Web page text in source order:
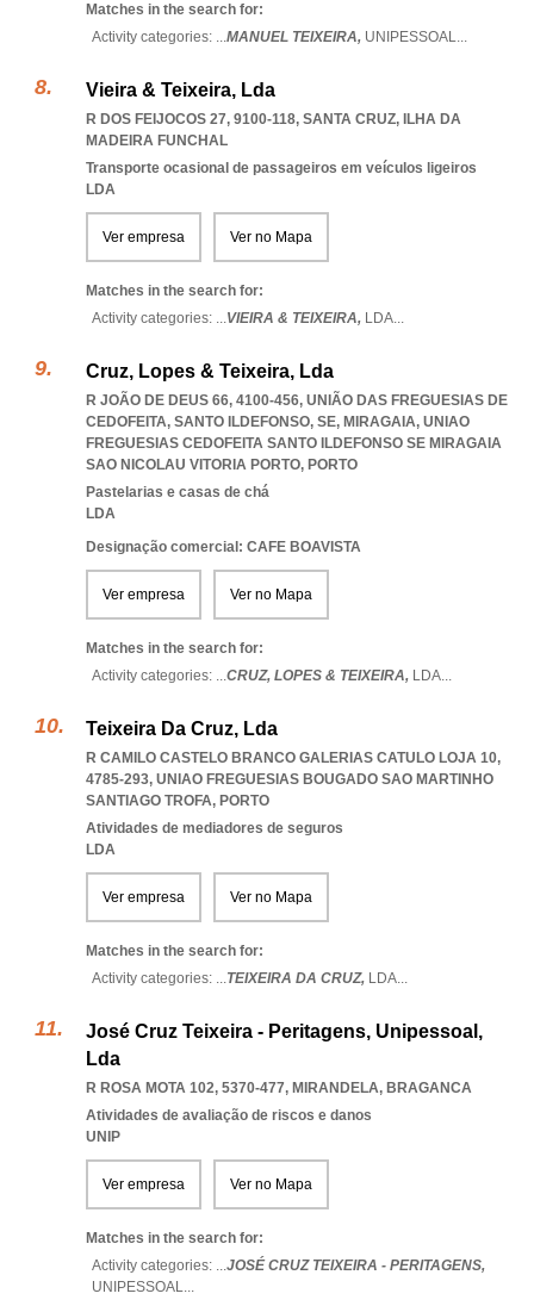
Matches in the search for:
Activity categories: ...MANUEL TEIXEIRA, UNIPESSOAL...
Vieira & Teixeira, Lda
R DOS FEIJOCOS 27, 9100-118, SANTA CRUZ, ILHA DA
MADEIRA FUNCHAL
Transporte ocasional de passageiros em veículos ligeiros
LDA
Ver empresa Ver no Mapa
Matches in the search for:
Activity categories: ...VIEIRA & TEIXEIRA, LDA...
Cruz, Lopes & Teixeira, Lda
R JOÃO DE DEUS 66, 4100-456, UNIÃO DAS FREGUESIAS DE
CEDOFEITA, SANTO ILDEFONSO, SE, MIRAGAIA, UNIAO
FREGUESIAS CEDOFEITA SANTO ILDEFONSO SE MIRAGAIA
SAO NICOLAU VITORIA PORTO, PORTO
Pastelarias e casas de chá
LDA
Designação comercial: CAFE BOAVISTA
Ver empresa Ver no Mapa
Matches in the search for:
Activity categories: ...CRUZ, LOPES & TEIXEIRA, LDA...
Teixeira Da Cruz, Lda
R CAMILO CASTELO BRANCO GALERIAS CATULO LOJA 10,
4785-293, UNIAO FREGUESIAS BOUGADO SAO MARTINHO
SANTIAGO TROFA, PORTO
Atividades de mediadores de seguros
LDA
Ver empresa Ver no Mapa
Matches in the search for:
Activity categories: ...TEIXEIRA DA CRUZ, LDA...
José Cruz Teixeira - Peritagens, Unipessoal,
Lda
R ROSA MOTA 102, 5370-477, MIRANDELA, BRAGANCA
Atividades de avaliação de riscos e danos
UNIP
Ver empresa Ver no Mapa
Matches in the search for:
Activity categories: ...JOSÉ CRUZ TEIXEIRA - PERITAGENS,
UNIPESSOAL...